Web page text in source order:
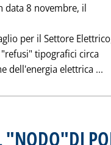
data 8 novembre, il
per il Settore
tipografici circa
dell'energia elettrica ...
"NODO"DI